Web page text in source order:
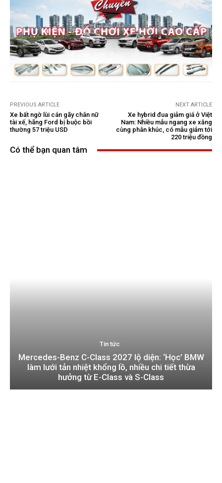
PREVIOUS ARTICLE
Xe bất ngờ lùi cán gãy chân nữ
tài xế, hãng Ford bị buộc bồi
thường 57 triệu USD
NEXT ARTICLE
Xe hybrid đua giảm giá ở Việt
Nam: Nhiều mẫu ngang xe xăng
cùng phân khúc, có mẫu giảm tới
220 triệu đồng
Có thể bạn quan tâm
Tin tức
Mercedes-Benz C-Class 2027 lộ diện: ‘Học’ BMW
làm lưới tản nhiệt khổng lồ, nhiều chi tiết thừa
hưởng từ E-Class và S-Class